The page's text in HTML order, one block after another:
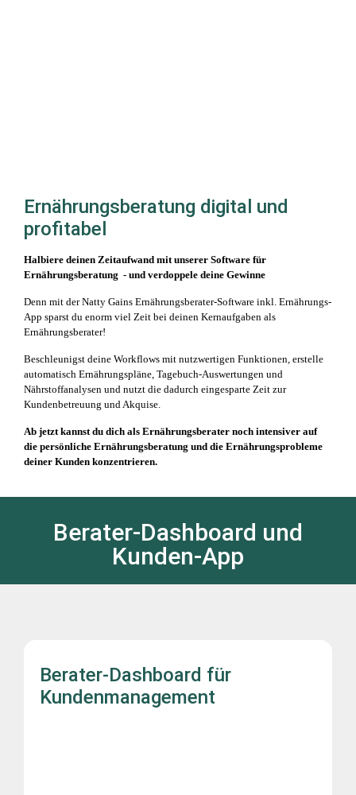
Ernährungsberatung digital und
profitabel
Halbiere deinen Zeitaufwand mit unserer Software für
Ernährungsberatung - und verdoppele deine Gewinne
Denn mit der Natty Gains Ernährungsberater-Software inkl. Ernährungs-
App sparst du enorm viel Zeit bei deinen Kernaufgaben als
Ernährungsberater!
Beschleunigst deine Workflows mit nutzwertigen Funktionen, erstelle
automatisch Ernährungspläne, Tagebuch-Auswertungen und
Nährstoffanalysen und nutzt die dadurch eingesparte Zeit zur
Kundenbetreuung und Akquise.
Ab jetzt kannst du dich als Ernährungsberater noch intensiver auf
die persönliche Ernährungsberatung und die Ernährungsprobleme
deiner Kunden konzentrieren.
Berater-Dashboard und
Kunden-App
Berater-Dashboard für
Kundenmanagement